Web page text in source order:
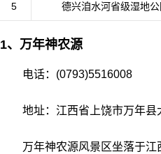
5 德兴洎水河省级湿地公
1、万年神农源
电话：(0793)5516008
地址：江西省上饶市万年
万年神农源风景区坐落于